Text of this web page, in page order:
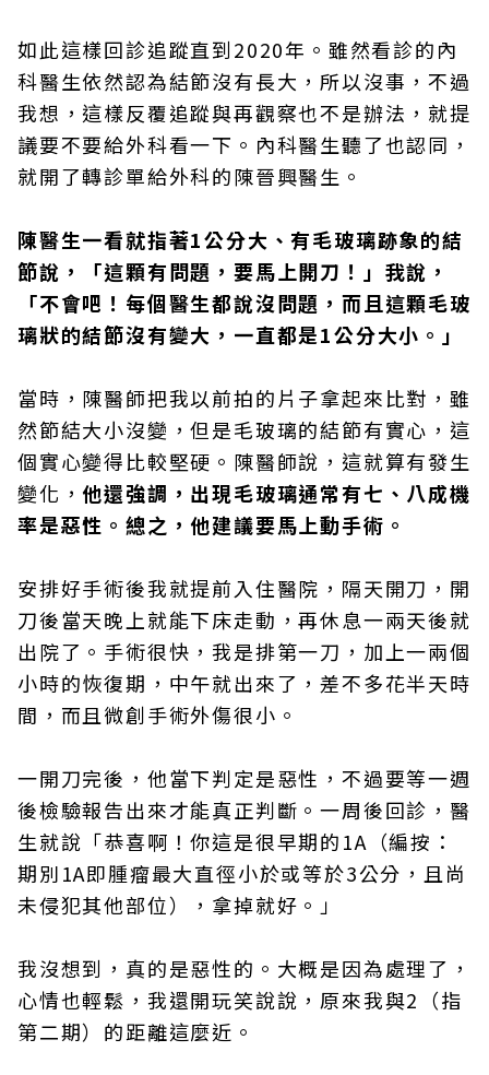
如此這樣回診追蹤直到2020年。雖然看診的內
科醫生依然認為結節沒有長大，所以沒事，不過
我想，這樣反覆追蹤與再觀察也不是辦法，就提
議要不要給外科看一下。內科醫生聽了也認同，
就開了轉診單給外科的陳晉興醫生。
陳醫生一看就指著1公分大、有毛玻璃跡象的結
節說，「這顆有問題，要馬上開刀！」我說，
「不會吧！每個醫生都說沒問題，而且這顆毛玻
璃狀的結節沒有變大，一直都是1公分大小。」
當時，陳醫師把我以前拍的片子拿起來比對，雖
然節結大小沒變，但是毛玻璃的結節有實心，這
個實心變得比較堅硬。陳醫師說，這就算有發生
變化，他還強調，出現毛玻璃通常有七、八成機
率是惡性。總之，他建議要馬上動手術。
安排好手術後我就提前入住醫院，隔天開刀，開
刀後當天晚上就能下床走動，再休息一兩天後就
出院了。手術很快，我是排第一刀，加上一兩個
小時的恢復期，中午就出來了，差不多花半天時
間，而且微創手術外傷很小。
一開刀完後，他當下判定是惡性，不過要等一週
後檢驗報告出來才能真正判斷。一周後回診，醫
生就說「恭喜啊！你這是很早期的1A（編按：
期別1A即腫瘤最大直徑小於或等於3公分，且尚
未侵犯其他部位），拿掉就好。」
我沒想到，真的是惡性的。大概是因為處理了，
心情也輕鬆，我還開玩笑說說，原來我與2（指
第二期）的距離這麼近。